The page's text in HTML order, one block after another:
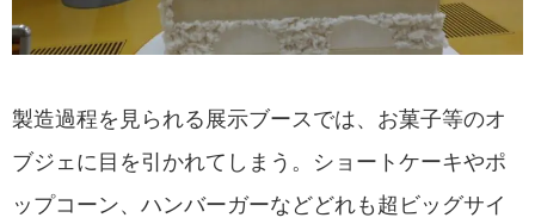
製造過程を見られる展示ブースでは、お菓子等のオ
ブジェに目を引かれてしまう。ショートケーキやポ
ップコーン、ハンバーガーなどどれも超ビッグサイ